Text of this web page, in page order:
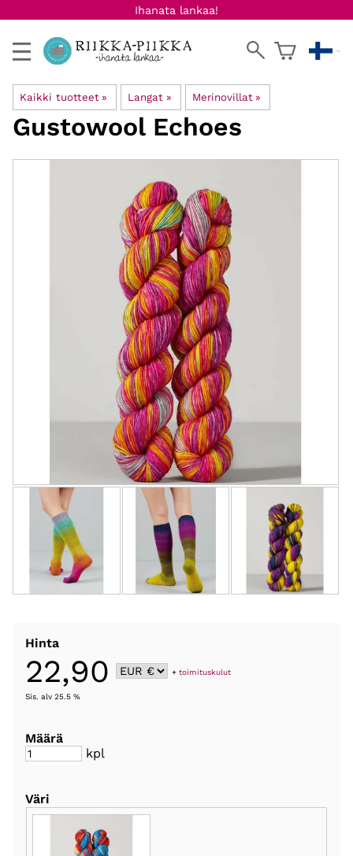
Ihanata lankaa!
Kaikki tuotteet ‪» Langat ‪» Merinovillat ‪»
Gustowool Echoes
Hinta
22,90 +toimituskulut
Sis. alv 25.5 %
Määrä
kpl
Väri